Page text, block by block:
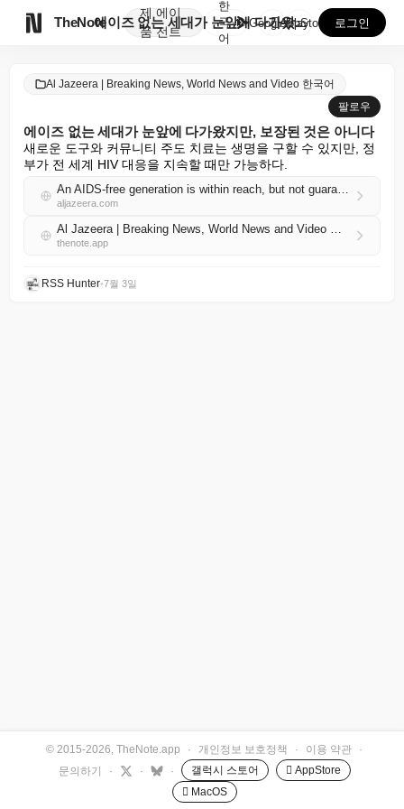
TheNote
제
품
에이
전트
에이즈 없는 세대가 눈앞에 다가왔지만, 보장된 것은 아...
한
국
어
GooglePlay
AppStore 로그인
Al Jazeera | Breaking News, World News and Video 한국어
팔로우
에이즈 없는 세대가 눈앞에 다가왔지만, 보장된 것은 아니다
새로운 도구와 커뮤니티 주도 치료는 생명을 구할 수 있지만, 정
부가 전 세계 HIV 대응을 지속할 때만 가능하다.
An AIDS-free generation is within reach, but not guaranteed
aljazeera.com
Al Jazeera | Breaking News, World News and Video 한국어 RSS
thenote.app
RSS Hunter•7월 3일
© 2015-2026, TheNote.app · 개인정보 보호정책 · 이용 약관
·
문의하기
· · · 갤럭시 스토어
 AppStore
 MacOS